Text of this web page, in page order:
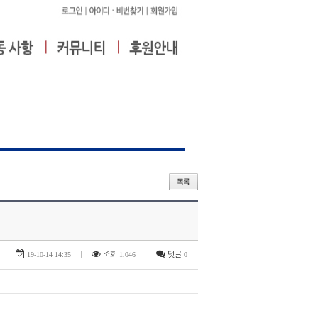
19-10-14 14:35 조회 1,046 댓글 0